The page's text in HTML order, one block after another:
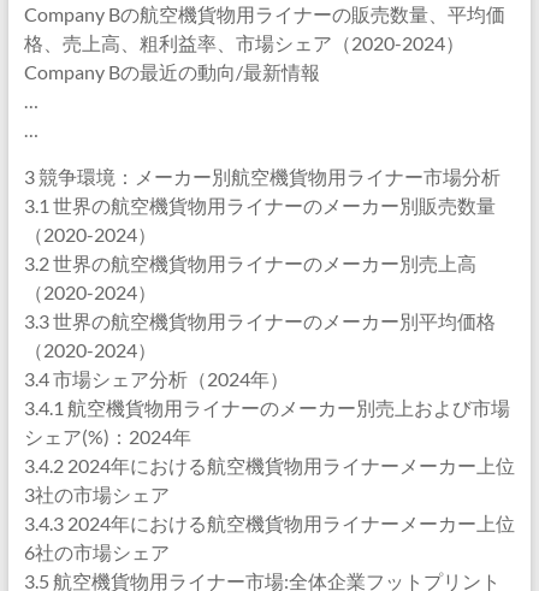
Company Bの航空機貨物用ライナーの販売数量、平均価
格、売上高、粗利益率、市場シェア（2020-2024）
Company Bの最近の動向/最新情報
…
…
3 競争環境：メーカー別航空機貨物用ライナー市場分析
3.1 世界の航空機貨物用ライナーのメーカー別販売数量
（2020-2024）
3.2 世界の航空機貨物用ライナーのメーカー別売上高
（2020-2024）
3.3 世界の航空機貨物用ライナーのメーカー別平均価格
（2020-2024）
3.4 市場シェア分析（2024年）
3.4.1 航空機貨物用ライナーのメーカー別売上および市場
シェア(%)：2024年
3.4.2 2024年における航空機貨物用ライナーメーカー上位
3社の市場シェア
3.4.3 2024年における航空機貨物用ライナーメーカー上位
6社の市場シェア
3.5 航空機貨物用ライナー市場:全体企業フットプリント